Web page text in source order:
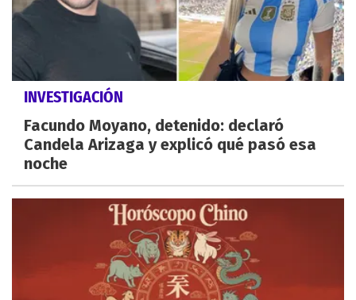
INVESTIGACIÓN
Facundo Moyano, detenido: declaró
Candela Arizaga y explicó qué pasó esa
noche